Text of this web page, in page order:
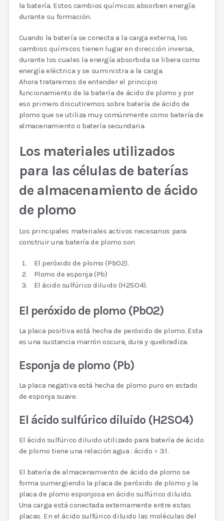
la batería. Estos cambios químicos absorben energía
durante su formación.
Cuando la batería se conecta a la carga externa, los
cambios químicos tienen lugar en dirección inversa,
durante los cuales la energía absorbida se libera como
energía eléctrica y se suministra a la carga.
Ahora trataremos de entender el principio
funcionamiento de la batería de ácido de plomo y por
eso primero discutiremos sobre batería de ácido de
plomo que se utiliza muy comúnmente como batería de
almacenamiento o batería secundaria.
Los materiales utilizados
para las células de baterías
de almacenamiento de ácido
de plomo
Los principales materiales activos necesarios para
construir una batería de plomo son
El peróxido de plomo (PbO2).
Plomo de esponja (Pb)
El ácido sulfúrico diluido (H2SO4).
El peróxido de plomo (PbO2)
La placa positiva está hecha de peróxido de plomo. Esta
es una sustancia marrón oscura, dura y quebradiza.
Esponja de plomo (Pb)
La placa negativa está hecha de plomo puro en estado
de esponja suave.
El ácido sulfúrico diluido (H2SO4)
El ácido sulfúrico diluido utilizado para batería de ácido
de plomo tiene una relación agua : ácido = 3:1.
El batería de almacenamiento de ácido de plomo se
forma sumergiendo la placa de peróxido de plomo y la
placa de plomo esponjosa en ácido sulfúrico diluido.
Una carga está conectada externamente entre estas
placas. En el ácido sulfúrico diluido las moléculas del